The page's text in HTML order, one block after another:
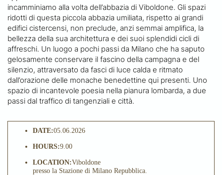
incamminiamo alla volta dell’abbazia di Viboldone. Gli spazi
ridotti di questa piccola abbazia umiliata, rispetto ai grandi
edifici cistercensi, non preclude, anzi semmai amplifica, la
bellezza della sua architettura e dei suoi splendidi cicli di
affreschi. Un luogo a pochi passi da Milano che ha saputo
gelosamente conservare il fascino della campagna e del
silenzio, attraversato da fasci di luce calda e ritmato
dall’orazione delle monache benedettine qui presenti. Uno
spazio di incantevole poesia nella pianura lombarda, a due
passi dal traffico di tangenziali e città.
DATE:05.06.2026
HOURS:9.00
LOCATION:Viboldone
presso la Stazione di Milano Repubblica.